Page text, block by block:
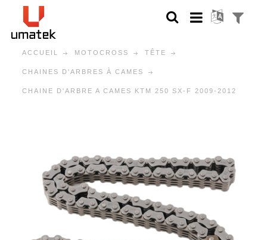
ACCUEIL MOTOCROSS TÊTE
CHAINES D'ARBRES À CAMES
CHAINE D'ARBRE A CAMES KTM 250 SX-F 2009-2012